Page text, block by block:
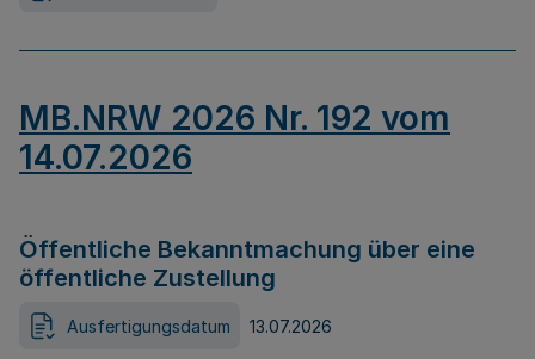
MB.NRW 2026 Nr. 192 vom
14.07.2026
Öffentliche Bekanntmachung über eine
öffentliche Zustellung
Ausfertigungsdatum 13.07.2026